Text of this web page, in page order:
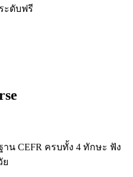
ะดับฟรี
น CEFR ครบทั้ง 4 ทักษะ ฟัง
ย